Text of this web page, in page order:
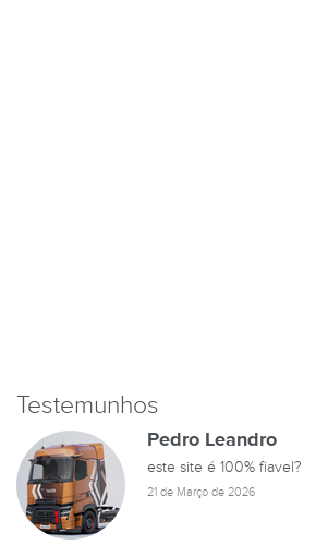
Testemunhos
Pedro Leandro
este site é 100% fiavel?
21 de Março de 2026